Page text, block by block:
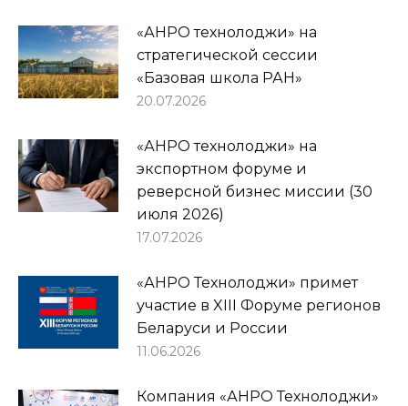
«АНРО технолоджи» на
стратегической сессии
«Базовая школа РАН»
20.07.2026
«АНРО технолоджи» на
экспортном форуме и
реверсной бизнес миссии (30
июля 2026)
17.07.2026
«АНРО Технолоджи» примет
участие в XIII Форуме регионов
Беларуси и России
11.06.2026
Компания «АНРО Технолоджи»